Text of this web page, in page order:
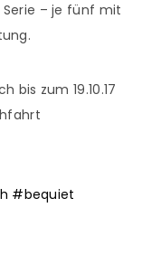
Serie – je fünf mit
bis zum 19.10.17
#bequiet